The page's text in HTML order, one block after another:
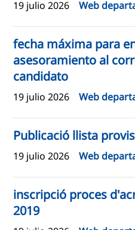
19 julio 2026 Web
fecha máxima para
asesoramiento al
candidato
19 julio 2026 Web
Publicació llista
19 julio 2026 Web
inscripció proces
2019